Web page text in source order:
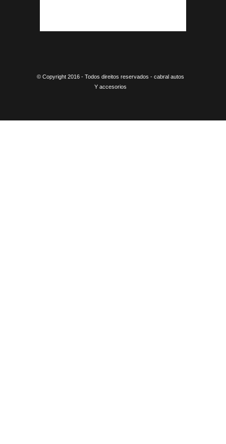
© Copyright 2016 - Todos direitos reservados - cabral autos
Y accesorios